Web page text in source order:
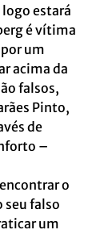
estará
é vítima
um
acima da
falsos,
Pinto,
de
–
o
seu falso
um